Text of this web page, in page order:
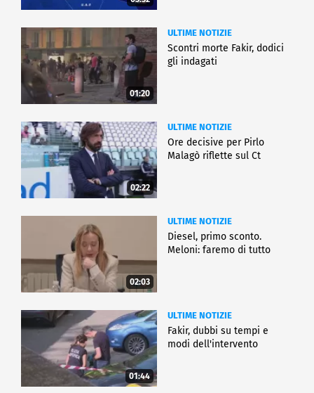
01:20
ULTIME NOTIZIE
Scontri morte Fakir, dodici
gli indagati
02:22
ULTIME NOTIZIE
Ore decisive per Pirlo
Malagò riflette sul Ct
02:03
ULTIME NOTIZIE
Diesel, primo sconto.
Meloni: faremo di tutto
01:44
ULTIME NOTIZIE
Fakir, dubbi su tempi e
modi dell'intervento